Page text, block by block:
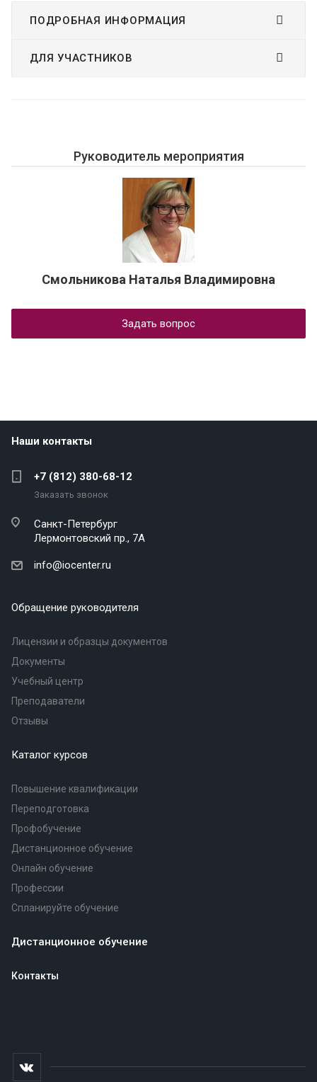
ПОДРОБНАЯ ИНФОРМАЦИЯ
ДЛЯ УЧАСТНИКОВ
Руководитель мероприятия
Смольникова Наталья Владимировна
Задать вопрос
Наши контакты
+7 (812) 380-68-12
Заказать звонок
Санкт-Петербург
Лермонтовский пр., 7А
info@iocenter.ru
Обращение руководителя
Лицензии и образцы документов
Документы
Учебный центр
Преподаватели
Отзывы
Каталог курсов
Повышение квалификации
Переподготовка
Профобучение
Дистанционное обучение
Онлайн обучение
Профессии
Спланируйте обучение
Дистанционное обучение
Контакты